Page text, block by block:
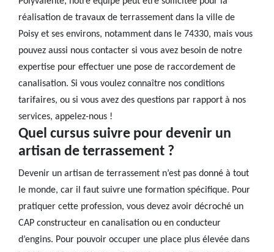
réalisation de travaux de terrassement dans la ville de
Poisy et ses environs, notamment dans le 74330, mais vous
pouvez aussi nous contacter si vous avez besoin de notre
expertise pour effectuer une pose de raccordement de
canalisation. Si vous voulez connaître nos conditions
tarifaires, ou si vous avez des questions par rapport à nos
services, appelez-nous !
Quel cursus suivre pour devenir un
artisan de terrassement ?
Devenir un artisan de terrassement n’est pas donné à tout
le monde, car il faut suivre une formation spécifique. Pour
pratiquer cette profession, vous devez avoir décroché un
CAP constructeur en canalisation ou en conducteur
d’engins. Pour pouvoir occuper une place plus élevée dans